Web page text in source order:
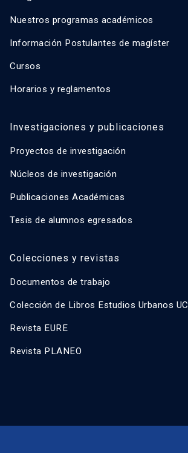
Nuestros programas académicos
Información Postulantes de magíster
Cursos
Horarios y reglamentos
Investigaciones y publicaciones
Proyectos de investigación
Núcleos de investigación
Publicaciones Académicas
Tesis de alumnos egresados
Colecciones y revistas
Documentos de trabajo
Colección de Libros Estudios Urbanos UC
Revista EURE
Revista PLANEO